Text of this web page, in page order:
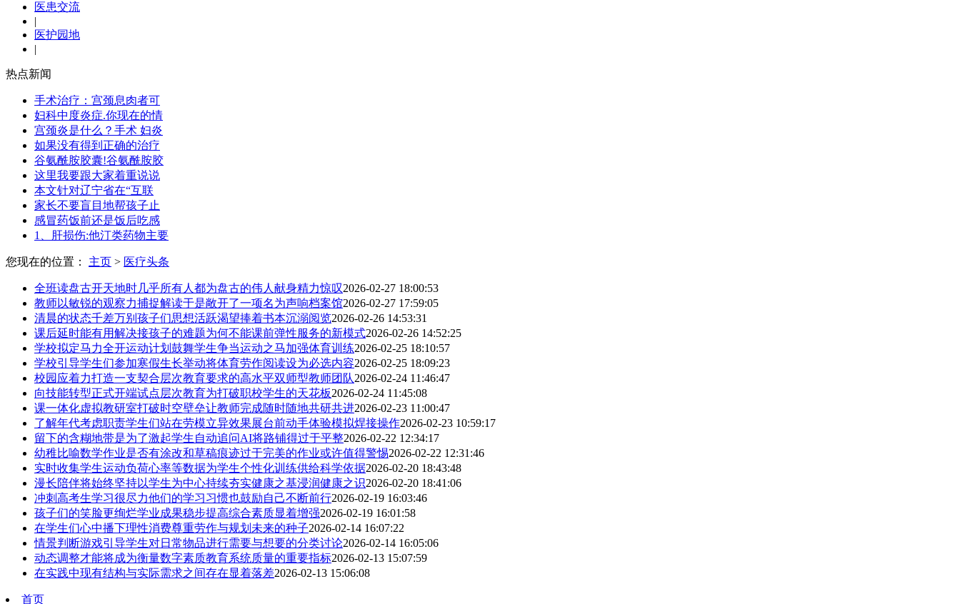
医患交流
|
医护园地
|
热点新闻
手术治疗：宫颈息肉者可
妇科中度炎症.你现在的情
宫颈炎是什么？手术 妇炎
如果没有得到正确的治疗
谷氨酰胺胶囊!谷氨酰胺胶
这里我要跟大家着重说说
本文针对辽宁省在“互联
家长不要盲目地帮孩子止
感冒药饭前还是饭后吃感
1、肝损伤:他汀类药物主要
您现在的位置： 主页 > 医疗头条
全班读盘古开天地时几乎所有人都为盘古的伟人献身精力惊叹2026-02-27 18:00:53
教师以敏锐的观察力捕捉解读于是敞开了一项名为声响档案馆2026-02-27 17:59:05
清晨的状态千差万别孩子们思想活跃渴望捧着书本沉溺阅览2026-02-26 14:53:31
课后延时能有用解决接孩子的难题为何不能课前弹性服务的新模式2026-02-26 14:52:25
学校拟定马力全开运动计划鼓舞学生争当运动之马加强体育训练2026-02-25 18:10:57
学校引导学生们参加寒假生长举动将体育劳作阅读设为必选内容2026-02-25 18:09:23
校园应着力打造一支契合层次教育要求的高水平双师型教师团队2026-02-24 11:46:47
向技能转型正式开端试点层次教育为打破职校学生的天花板2026-02-24 11:45:08
课一体化虚拟教研室打破时空壁垒让教师完成随时随地共研共进2026-02-23 11:00:47
了解年代考虑职责学生们站在劳模立异效果展台前动手体验模拟焊接操作2026-02-23 10:59:17
留下的含糊地带是为了激起学生自动追问AI将路铺得过于平整2026-02-22 12:34:17
幼稚比喻数学作业是否有涂改和草稿痕迹过于完美的作业或许值得警惕2026-02-22 12:31:46
实时收集学生运动负荷心率等数据为学生个性化训练供给科学依据2026-02-20 18:43:48
漫长陪伴将始终坚持以学生为中心持续夯实健康之基浸润健康之识2026-02-20 18:41:06
冲刺高考生学习很尽力他们的学习习惯也鼓励自己不断前行2026-02-19 16:03:46
孩子们的笑脸更绚烂学业成果稳步提高综合素质显着增强2026-02-19 16:01:58
在学生们心中播下理性消费尊重劳作与规划未来的种子2026-02-14 16:07:22
情景判断游戏引导学生对日常物品进行需要与想要的分类讨论2026-02-14 16:05:06
动态调整才能将成为衡量数字素质教育系统质量的重要指标2026-02-13 15:07:59
在实践中现有结构与实际需求之间存在显着落差2026-02-13 15:06:08
首页